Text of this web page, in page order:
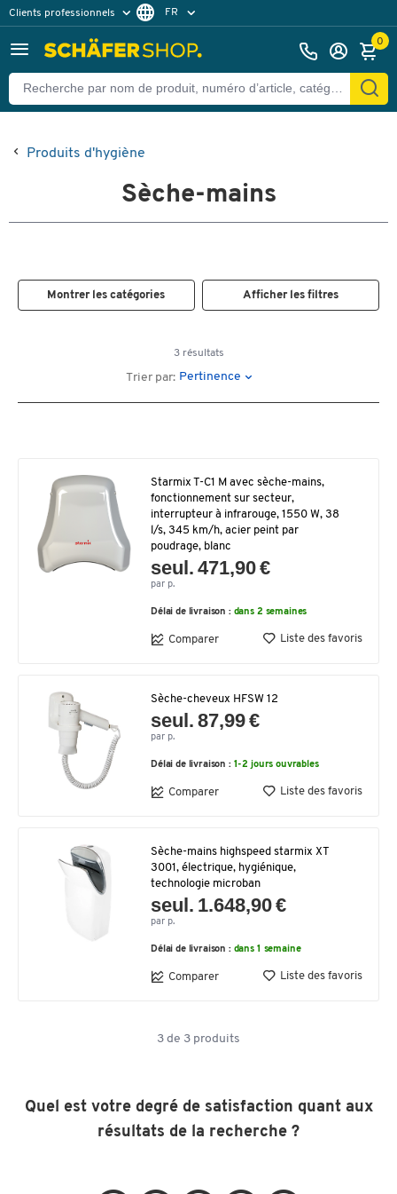
Clients professionnels
Clients particuliers
FR
0
Produits d'hygiène
Sèche-mains
Montrer les catégories Afficher les filtres
3 résultats
Trier par: Pertinence
Starmix T-C1 M avec sèche-mains,
fonctionnement sur secteur,
interrupteur à infrarouge, 1550 W, 38
l/s, 345 km/h, acier peint par
poudrage, blanc
seul. 471,90 €
par p.
Délai de livraison : dans 2 semaines
Comparer Liste des favoris
Sèche-cheveux HFSW 12
seul. 87,99 €
par p.
Délai de livraison : 1-2 jours ouvrables
Comparer Liste des favoris
Sèche-mains highspeed starmix XT
3001, électrique, hygiénique,
technologie microban
seul. 1.648,90 €
par p.
Délai de livraison : dans 1 semaine
Comparer Liste des favoris
3 de 3 produits
Quel est votre degré de satisfaction quant aux
résultats de la recherche ?